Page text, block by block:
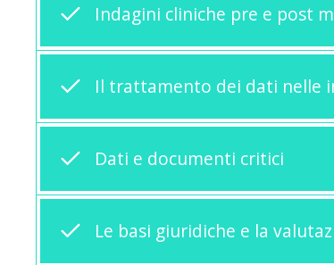
Indagini cliniche pre e post
Il trattamento dei dati nelle
Dati e documenti critici
Le basi giuridiche e la